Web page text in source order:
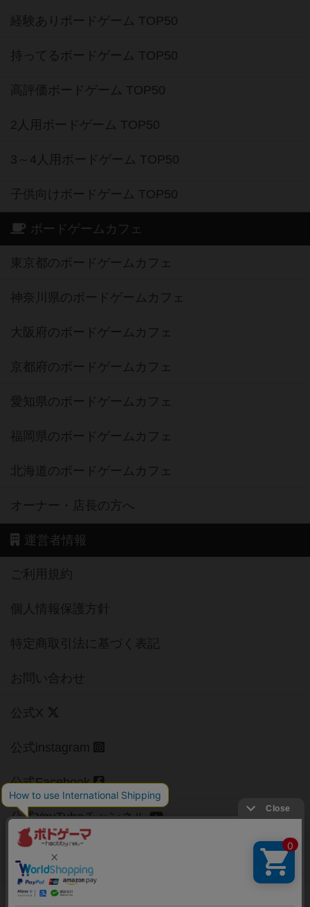
経験ありボードゲーム TOP50
持ってるボードゲーム TOP50
高評価ボードゲーム TOP50
2人用ボードゲーム TOP50
3～4人用ボードゲーム TOP50
子供向けボードゲーム TOP50
ボードゲームカフェ
東京都のボードゲームカフェ
神奈川県のボードゲームカフェ
大阪府のボードゲームカフェ
京都府のボードゲームカフェ
愛知県のボードゲームカフェ
福岡県のボードゲームカフェ
北海道のボードゲームカフェ
オーナー・店長の方へ
運営者情報
ご利用規約
個人情報保護方針
特定商取引法に基づく表記
お問い合わせ
公式X
公式instagram
公式Facebook
公式YouTubeチャンネル